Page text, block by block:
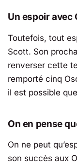
Un espoir avec
Toutefois, tout
Scott. Son
renverser cette
remporté cinq
il est possible
On en pense
On ne peut
son succès aux